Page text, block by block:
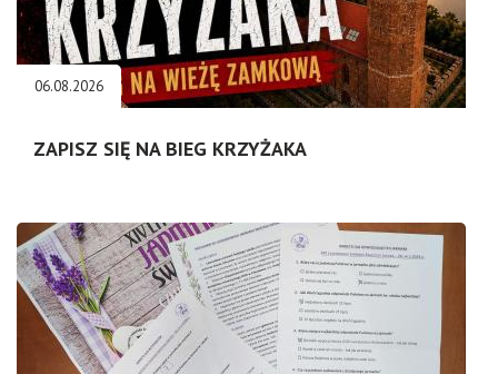
06.08.2026
ZAPISZ SIĘ NA BIEG KRZYŻAKA